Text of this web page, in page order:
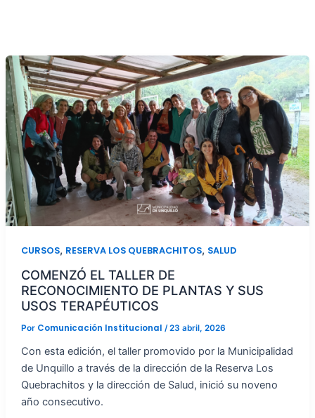
CURSOS, RESERVA LOS QUEBRACHITOS, SALUD
COMENZÓ EL TALLER DE
RECONOCIMIENTO DE PLANTAS Y SUS
USOS TERAPÉUTICOS
Por Comunicación Institucional /23 abril, 2026
Con esta edición, el taller promovido por la Municipalidad
de Unquillo a través de la dirección de la Reserva Los
Quebrachitos y la dirección de Salud, inició su noveno
año consecutivo.